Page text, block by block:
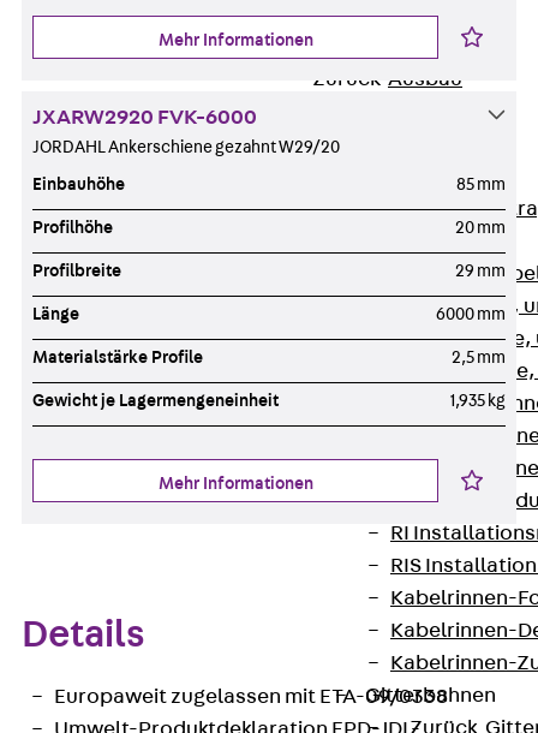
Referenzen
Ausbau
Zurück Ausbau
Kabeltragsysteme
Zurück
Zurück
R Kabelrinne,
RS
RG
RGM
RGS
RGL
RI
RIS
Kabelrinnen-
Kabelrinnen-
Kabelrinnen-
Gitterbahnen
Zurück
Mehr Informationen
JXARW2920 FVK-6000
JORDAHL Ankerschiene gezahnt W29/20
Einbauhöhe 85 mm
Profilhöhe 20 mm
Profilbreite 29 mm
Länge 6000 mm
Materialstärke Profile 2,5 mm
Gewicht je Lagermengeneinheit 1,935 kg
Mehr Informationen
Details
Europaweit zugelassen mit ETA-09/0338